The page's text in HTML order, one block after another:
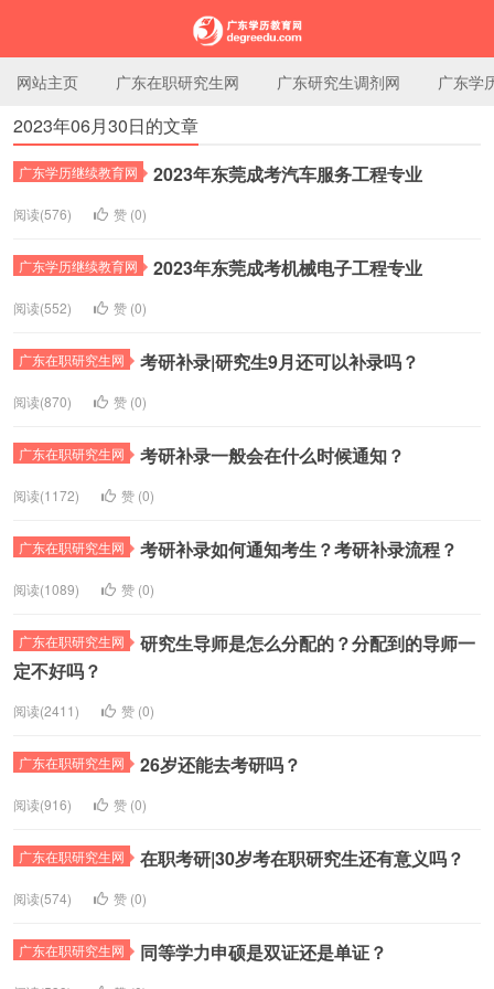
广东学历教育网
网站主页 广东在职研究生网 广东研究生调剂网 广东学
2023年06月30日的文章
广东学历继续教育网 2023年东莞成考汽车服务工程专业
阅读(576) 赞 (0)
广东学历继续教育网 2023年东莞成考机械电子工程专业
阅读(552) 赞 (0)
广东在职研究生网 考研补录|研究生9月还可以补录吗？
阅读(870) 赞 (0)
广东在职研究生网 考研补录一般会在什么时候通知？
阅读(1172) 赞 (0)
广东在职研究生网 考研补录如何通知考生？考研补录流程？
阅读(1089) 赞 (0)
广东在职研究生网
研究生导师是怎么分配的？分配到的导师一
定不好吗？
阅读(2411) 赞 (0)
广东在职研究生网 26岁还能去考研吗？
阅读(916) 赞 (0)
广东在职研究生网 在职考研|30岁考在职研究生还有意义吗？
阅读(574) 赞 (0)
广东在职研究生网 同等学力申硕是双证还是单证？